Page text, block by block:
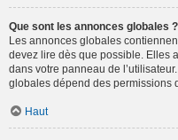
Que sont les annonces globales ?
Les annonces globales
devez lire dès que possible. Elles
dans votre panneau de
globales dépend des permissions
Haut